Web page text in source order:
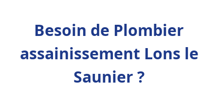
Besoin de Plombier
assainissement Lons le
Saunier ?